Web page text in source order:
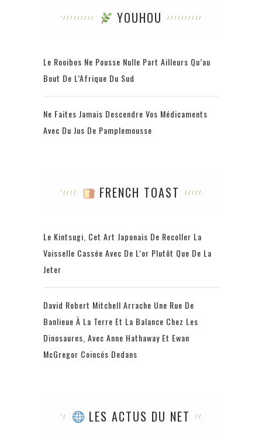
YOUHOU
Le Rooibos Ne Pousse Nulle Part Ailleurs Qu’au
Bout De L’Afrique Du Sud
Ne Faites Jamais Descendre Vos Médicaments
Avec Du Jus De Pamplemousse
FRENCH TOAST
Le Kintsugi, Cet Art Japonais De Recoller La
Vaisselle Cassée Avec De L’or Plutôt Que De La
Jeter
David Robert Mitchell Arrache Une Rue De
Banlieue À La Terre Et La Balance Chez Les
Dinosaures, Avec Anne Hathaway Et Ewan
McGregor Coincés Dedans
LES ACTUS DU NET